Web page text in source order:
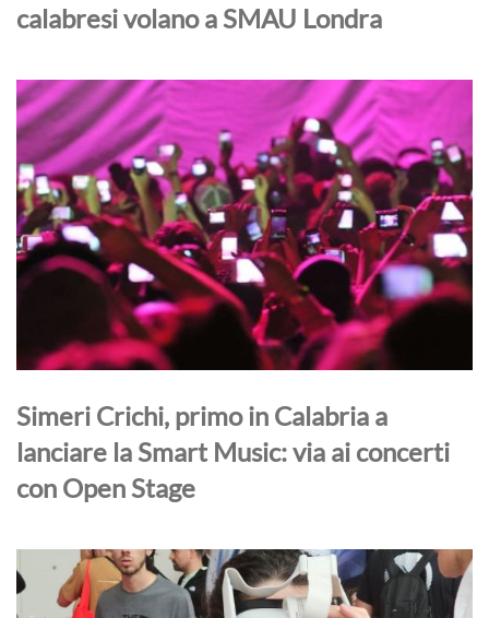
calabresi volano a SMAU Londra
Simeri Crichi, primo in Calabria a
lanciare la Smart Music: via ai concerti
con Open Stage